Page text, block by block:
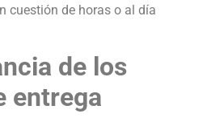
cuestión de horas o al día
de los
entrega